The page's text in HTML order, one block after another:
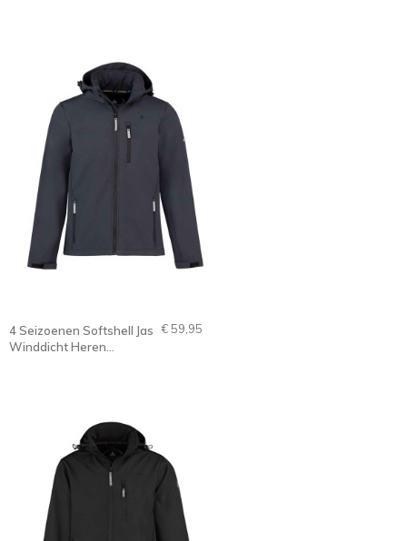
4 Seizoenen Softshell Jas
Winddicht Heren
€ 59,95